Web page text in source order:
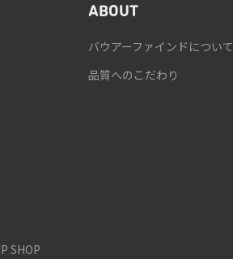
ABOUT
バウアーファインドについて
品質へのこだわり
SHOP